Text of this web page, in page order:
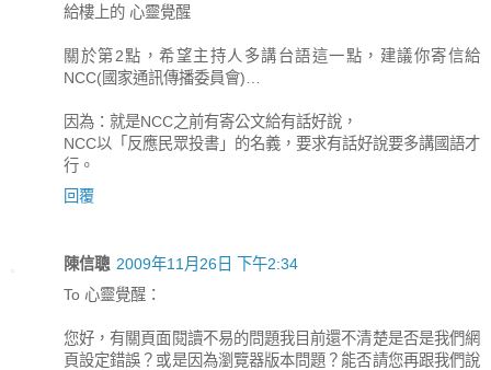
給樓上的 心靈覺醒
關於第2點，希望主持人多講台語這一點，建議你寄信給
NCC(國家通訊傳播委員會)…
因為：就是NCC之前有寄公文給有話好說，
NCC以「反應民眾投書」的名義，要求有話好說要多講國語才
行。
回覆
陳信聰 2009年11月26日 下午2:34
To 心靈覺醒：
您好，有關頁面閱讀不易的問題我目前還不清楚是否是我們網
頁設定錯誤？或是因為瀏覽器版本問題？能否請您再跟我們說